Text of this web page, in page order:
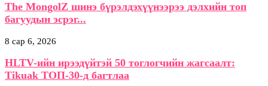
The MongolZ шинэ бүрэлдэхүүнээрээ дэлхийн топ
багуудын эсрэг...
8 сар 6, 2026
HLTV-ийн ирээдүйтэй 50 тоглогчийн жагсаалт:
Tikuak ТОП-30-д багтлаа